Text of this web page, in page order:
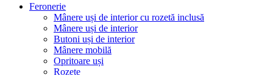
Feronerie
Mânere uși de interior cu rozetă inclusă
Mânere uși de interior
Butoni uși de interior
Mânere mobilă
Opritoare uși
Rozete